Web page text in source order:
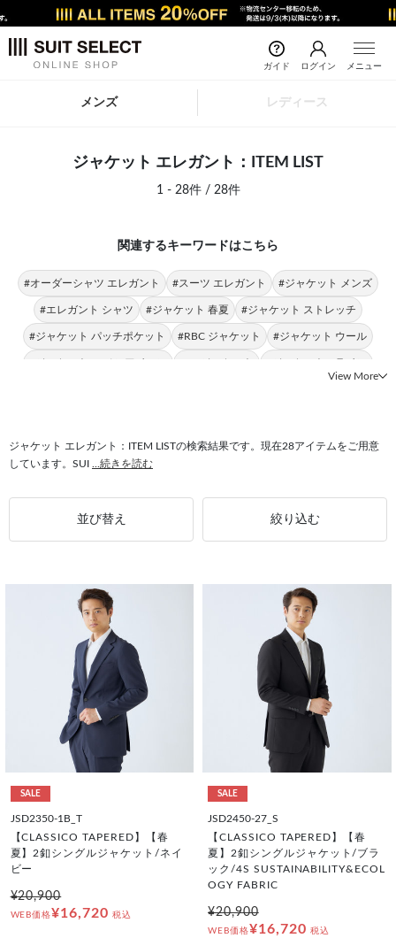
ガイド ログイン メニュー
メンズ レディース
ジャケット エレガント：ITEM LIST
1 - 28件 / 28件
関連するキーワードはこちら
#オーダーシャツ エレガント #スーツ エレガント #ジャケット メンズ
#エレガント シャツ #ジャケット 春夏 #ジャケット ストレッチ
#ジャケット パッチポケット #RBC ジャケット #ジャケット ウール
#ジャケット 4Sノンアイロン #4S ジャケット #ジャケット Aライン
#テーパードパンツ エレガント #エレガント シューズ
#ドレスシューズ エレガント
View More
ジャケット エレガント：ITEM LISTの検索結果です。現在28アイテムをご用意
しています。SUI
...続きを読む
並び替え 絞り込む
SALE
JSD2350-1B_T
【CLASSICO TAPERED】【春
夏】2釦シングルジャケット/ネイ
ビー
¥20,900
WEB価格¥16,720 税込
SALE
JSD2450-27_S
【CLASSICO TAPERED】【春
夏】2釦シングルジャケット/ブラ
ック/4S SUSTAINABILITY&ECOL
OGY FABRIC
¥20,900
WEB価格¥16,720 税込